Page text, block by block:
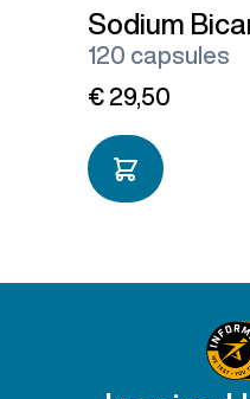
Sodium
120 capsules
€ 29,50